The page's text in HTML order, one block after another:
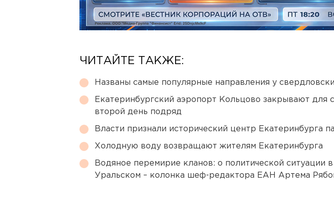
ЧИТАЙТЕ ТАКЖЕ:
Названы самые популярные направления у
Екатеринбургский аэропорт Кольцово закрывают для
второй день подряд
Власти признали исторический центр Екатеринбурга
Холодную воду возвращают жителям Екатеринбурга
Водяное перемирие кланов: о политической ситуации
Уральском – колонка шеф-редактора ЕАН Артема